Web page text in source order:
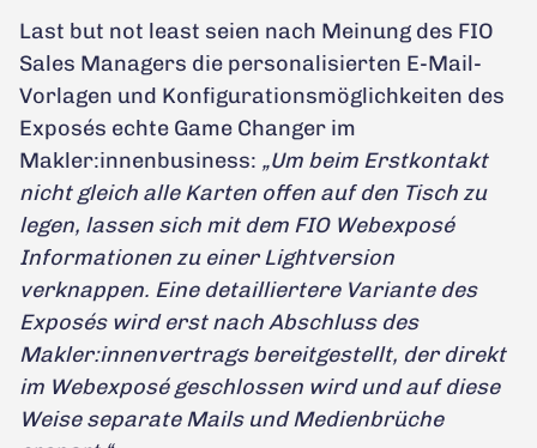
Last but not least seien nach Meinung des FIO
Sales Managers die personalisierten E-Mail-
Vorlagen und Konfigurationsmöglichkeiten des
Exposés echte Game Changer im
Makler:innenbusiness: „Um beim Erstkontakt
nicht gleich alle Karten offen auf den Tisch zu
legen, lassen sich mit dem FIO Webexposé
Informationen zu einer Lightversion
verknappen. Eine detailliertere Variante des
Exposés wird erst nach Abschluss des
Makler:innenvertrags bereitgestellt, der direkt
im Webexposé geschlossen wird und auf diese
Weise separate Mails und Medienbrüche